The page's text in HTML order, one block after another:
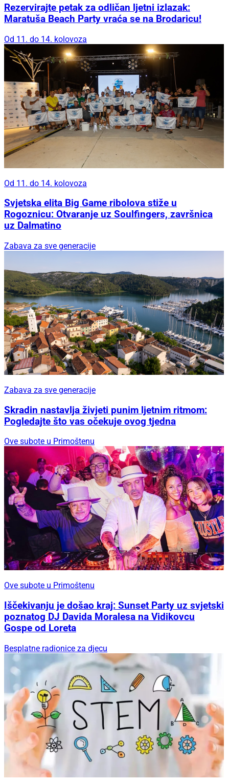
Rezervirajte petak za odličan ljetni izlazak:
Maratuša Beach Party vraća se na Brodaricu!
Od 11. do 14. kolovoza
Od 11. do 14. kolovoza
Svjetska elita Big Game ribolova stiže u
Rogoznicu: Otvaranje uz Soulfingers, završnica
uz Dalmatino
Zabava za sve generacije
Zabava za sve generacije
Skradin nastavlja živjeti punim ljetnim ritmom:
Pogledajte što vas očekuje ovog tjedna
Ove subote u Primoštenu
Ove subote u Primoštenu
Iščekivanju je došao kraj: Sunset Party uz svjetski
poznatog DJ Davida Moralesa na Vidikovcu
Gospe od Loreta
Besplatne radionice za djecu